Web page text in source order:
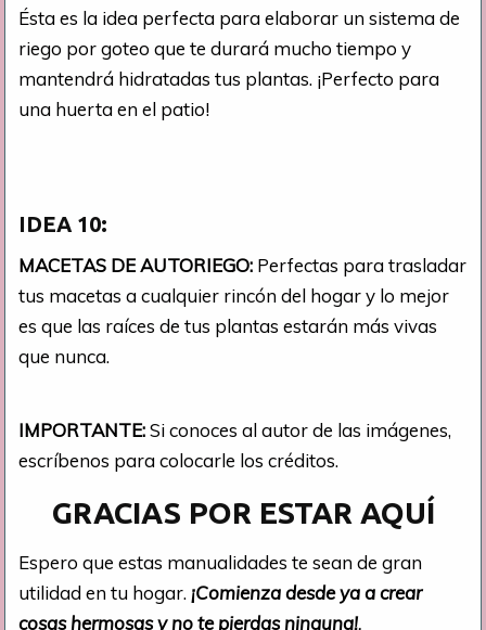
Ésta es la idea perfecta para elaborar un sistema de
riego por goteo que te durará mucho tiempo y
mantendrá hidratadas tus plantas. ¡Perfecto para
una huerta en el patio!
IDEA 10:
MACETAS DE AUTORIEGO: Perfectas para trasladar
tus macetas a cualquier rincón del hogar y lo mejor
es que las raíces de tus plantas estarán más vivas
que nunca.
IMPORTANTE:Si conoces al autor de las imágenes,
escríbenos para colocarle los créditos.
GRACIAS POR ESTAR AQUÍ
Espero que estas manualidades te sean de gran
utilidad en tu hogar. ¡Comienza desde ya a crear
cosas hermosas y no te pierdas ninguna!.